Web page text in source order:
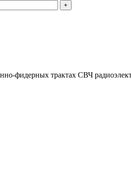
фидерных трактах СВЧ